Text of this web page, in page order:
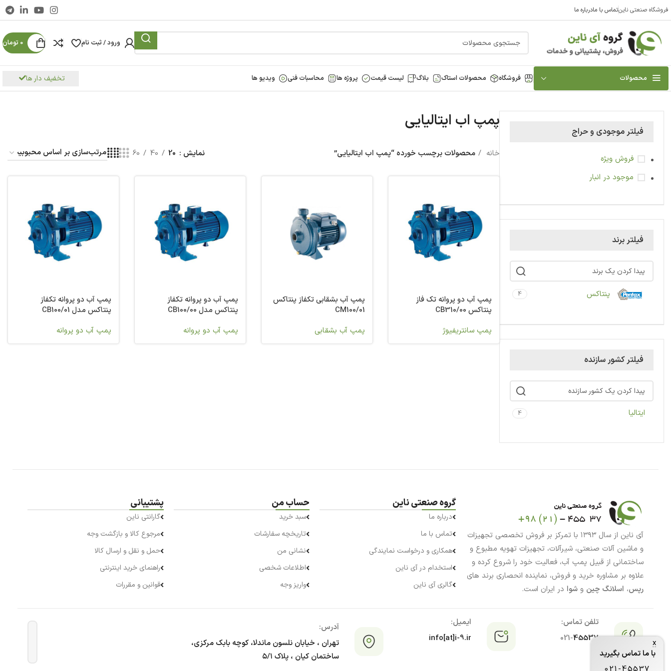
فروشگاه صنعتی ناینتماس با مادرباره ما
ورود / ثبت نام 0 تومان
محصولات فروشگاه محصولات استاک بلاگ لیست قیمت پروژه ها محاسبات فنی ویدیو ها تخفیف دار ها
فیلتر موجودی و حراج
فروش ویژه
موجود در انبار
فیلتر برند
پنتاکس 4
فیلتر کشور سازنده
ایتالیا 4
پمپ اب ایتالیایی
خانه محصولات برچسب خورده “پمپ اب ایتالیایی” نمایش 20
40
60
پمپ آب دو پروانه تک فاز
پنتاکس CB310/00
پمپ سانتریفیوژ
پمپ آب بشقابی تکفاز پنتاکس
CM100/01
پمپ آب بشقابی
پمپ آب دو پروانه تکفاز
پنتاکس مدل 00/CB100
پمپ آب دو پروانه
پمپ آب دو پروانه تکفاز
پنتاکس مدل 01/CB100
پمپ آب دو پروانه
آی ناین از سال ۱۳۹۳ با تمرکز بر فروش تخصصی تجهیزات
و ماشین آلات صنعتی، شیرآلات، تجهیزات تهویه مطبوع و
ساختمانی از قبیل پمپ آب، فعالیت خود را شروع کرده و
علاوه بر مشاوره خرید و فروش، نماینده انحصاری برند های
رپس، اسلانگ چین و شوا در ایران است.
گروه صنعتی ناین
درباره ما
تماس با ما
همکاری و درخواست نمایندگی
استخدام در آی ناین
گالری آی ناین
حساب من
سبد خرید
تاریخچه سفارشات
نشانی من
اطلاعات شخصی
واریز وجه
پشتیبانی
گارانتی ناین
مرجوع کالا و بازگشت وجه
حمل و نقل و ارسال کالا
راهنمای خرید اینترنتی
قوانین و مقررات
تلفن تماس:
021-45537
ایمیل:
info[at]i-9.ir
آدرس:
تهران ، خیابان نلسون ماندلا، کوچه بابک مرکزی،
ساختمان کیان ، پلاک ۵/۱
x
با ما تماس بگیرید